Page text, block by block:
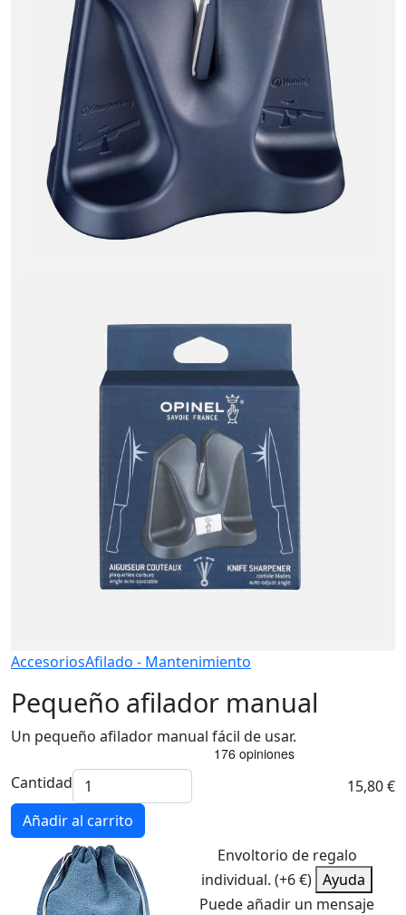
AccesoriosAfilado - Mantenimiento
Pequeño afilador manual
Un pequeño afilador manual fácil de usar.
Cantidad
15,80 €
Añadir al carrito
Envoltorio de regalo
individual. (+6 €) Ayuda
Puede añadir un mensaje